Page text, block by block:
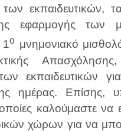
εκπαιδευτικών,
εφαρμογής των
1ο μνημονιακό
εκπαιδευτικών
ημέρας. Επίσης,
καλούμαστε να
χώρων για να